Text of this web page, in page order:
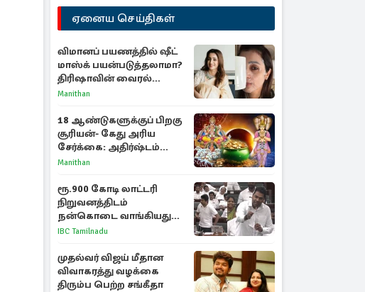
ஏனைய செய்திகள்
விமானப் பயணத்தில் ஷீட்
மாஸ்க் பயன்படுத்தலாமா?
திரிஷாவின் வைரல்
செல்ஃபிக்கு மருத்துவர்
Manithan
18 ஆண்டுகளுக்குப் பிறகு
சூரியன்- கேது அரிய
சேர்க்கை: அதிர்ஷ்டம்
பெறும் 3 ராசிகள்!
Manithan
ரூ.900 கோடி லாட்டரி
நிறுவனத்திடம்
நன்கொடை வாங்கியது
ஏன்? உதயநிதி - ஆதவ்
IBC Tamilnadu
முதல்வர் விஜய் மீதான
விவாகரத்து வழக்கை
திரும்ப பெற்ற சங்கீதா